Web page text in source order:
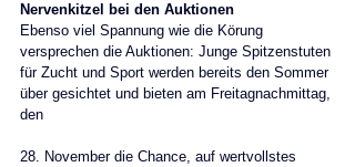
Nervenkitzel bei den Auktionen
Ebenso viel Spannung wie die Körung
versprechen die Auktionen: Junge Spitzenstuten
für Zucht und Sport werden bereits den Sommer
über gesichtet und bieten am Freitagnachmittag,
den
28. November die Chance, auf wertvollstes